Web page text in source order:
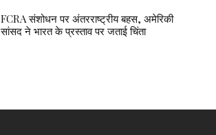
FCRA संशोधन पर अंतरराष्ट्रीय बहस, अमेरिकी
सांसद ने भारत के प्रस्ताव पर जताई चिंता